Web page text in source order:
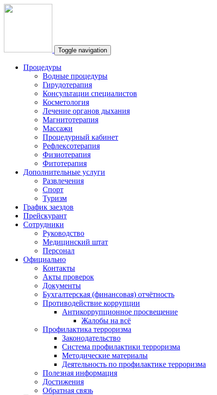
Toggle navigation
Процедуры
Водные процедуры
Гирудотерапия
Консультации специалистов
Косметология
Лечение органов дыхания
Магнитотерапия
Массажи
Процедурный кабинет
Рефлексотерапия
Физиотерапия
Фитотерапия
Дополнительные услуги
Развлечения
Спорт
Туризм
График заездов
Прейскурант
Сотрудники
Руководство
Медицинский штат
Персонал
Официально
Контакты
Акты проверок
Документы
Бухгалтерская (финансовая) отчётность
Противодействие коррупции
Антикоррупционное просвещение
Жалобы на всё
Профилактика терроризма
Законодательство
Система профилактики терроризма
Методические материалы
Деятельность по профилактике терроризма
Полезная информация
Достижения
Обратная связь